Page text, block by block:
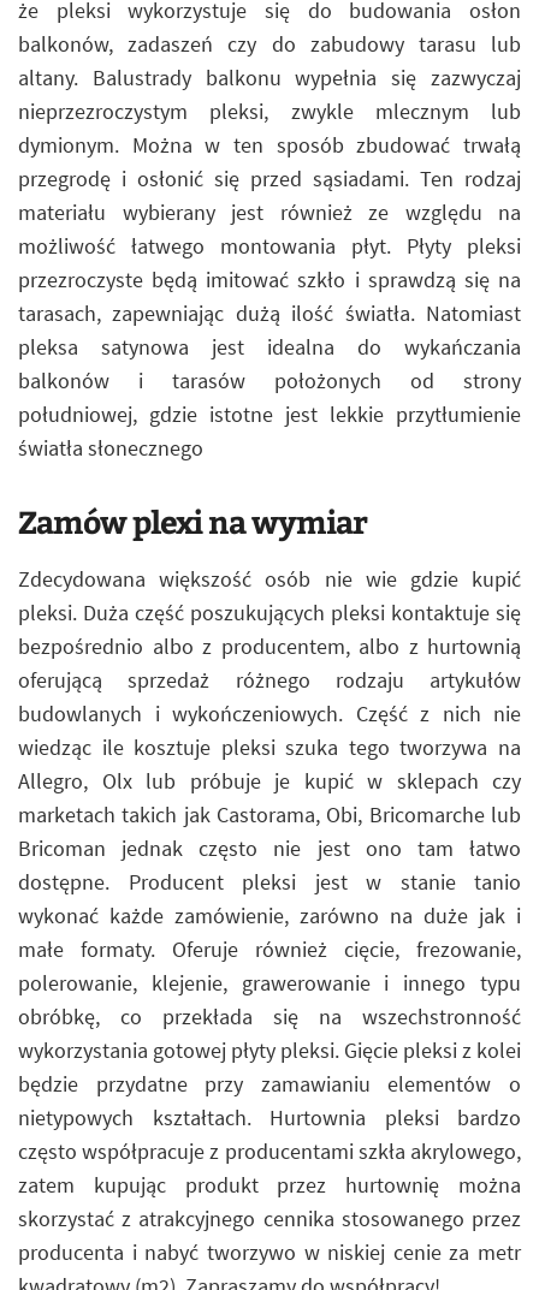
że pleksi wykorzystuje się do budowania osłon
balkonów, zadaszeń czy do zabudowy tarasu lub
altany. Balustrady balkonu wypełnia się zazwyczaj
nieprzezroczystym pleksi, zwykle mlecznym lub
dymionym. Można w ten sposób zbudować trwałą
przegrodę i osłonić się przed sąsiadami. Ten rodzaj
materiału wybierany jest również ze względu na
możliwość łatwego montowania płyt. Płyty pleksi
przezroczyste będą imitować szkło i sprawdzą się na
tarasach, zapewniając dużą ilość światła. Natomiast
pleksa satynowa jest idealna do wykańczania
balkonów i tarasów położonych od strony
południowej, gdzie istotne jest lekkie przytłumienie
światła słonecznego
Zamów plexi na wymiar
Zdecydowana większość osób nie wie gdzie kupić
pleksi. Duża część poszukujących pleksi kontaktuje się
bezpośrednio albo z producentem, albo z hurtownią
oferującą sprzedaż różnego rodzaju artykułów
budowlanych i wykończeniowych. Część z nich nie
wiedząc ile kosztuje pleksi szuka tego tworzywa na
Allegro, Olx lub próbuje je kupić w sklepach czy
marketach takich jak Castorama, Obi, Bricomarche lub
Bricoman jednak często nie jest ono tam łatwo
dostępne. Producent pleksi jest w stanie tanio
wykonać każde zamówienie, zarówno na duże jak i
małe formaty. Oferuje również cięcie, frezowanie,
polerowanie, klejenie, grawerowanie i innego typu
obróbkę, co przekłada się na wszechstronność
wykorzystania gotowej płyty pleksi. Gięcie pleksi z kolei
będzie przydatne przy zamawianiu elementów o
nietypowych kształtach. Hurtownia pleksi bardzo
często współpracuje z producentami szkła akrylowego,
zatem kupując produkt przez hurtownię można
skorzystać z atrakcyjnego cennika stosowanego przez
producenta i nabyć tworzywo w niskiej cenie za metr